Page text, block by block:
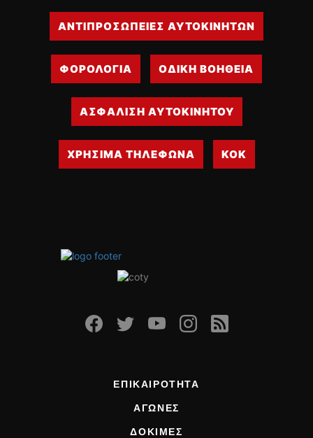
ΑΝΤΙΠΡΟΣΩΠΕΙΕΣ ΑΥΤΟΚΙΝΗΤΩΝ
ΦΟΡΟΛΟΓΙΑ ΟΔΙΚΗ ΒΟΗΘΕΙΑ
ΑΣΦΑΛΙΣΗ ΑΥΤΟΚΙΝΗΤΟΥ
ΧΡΗΣΙΜΑ ΤΗΛΕΦΩΝΑ ΚΟΚ
ΕΠΙΚΑΙΡΟΤΗΤΑ
ΑΓΩΝΕΣ
ΔΟΚΙΜΕΣ